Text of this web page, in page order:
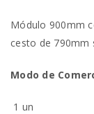
Módulo 900mm
cesto de 790mm
Modo de
1 un